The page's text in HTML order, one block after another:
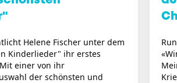
Helene Fischer unter dem
Kinderlieder" ihr erstes
einer von ihr
der schönsten und